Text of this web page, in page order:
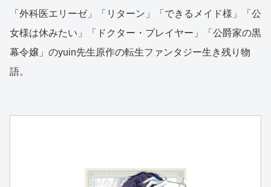
「外科医エリーゼ」「リターン」「できるメイド様」「公
女様は休みたい」「ドクター・プレイヤー」「公爵家の黒
幕令嬢」のyuin先生原作の転生ファンタジー生き残り物
語。